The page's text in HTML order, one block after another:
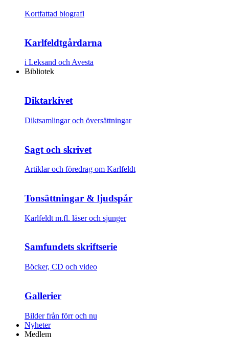
Kortfattad biografi
Karlfeldtgårdarna
i Leksand och Avesta
Bibliotek
Diktarkivet
Diktsamlingar och översättningar
Sagt och skrivet
Artiklar och föredrag om Karlfeldt
Tonsättningar & ljudspår
Karlfeldt m.fl. läser och sjunger
Samfundets skriftserie
Böcker, CD och video
Gallerier
Bilder från förr och nu
Nyheter
Medlem